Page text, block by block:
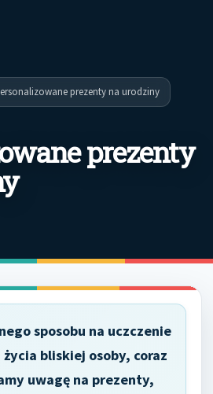
prezenty na urodziny
prezenty
sposobu na uczczenie
bliskiej osoby, coraz
uwagę na prezenty,